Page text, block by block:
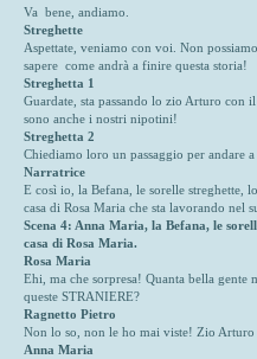
Va bene, andiamo.
Streghette
Aspettate, veniamo con voi. Non
sapere come andrà a finire questa storia!
Streghetta 1
Guardate, sta passando lo zio Arturo con
sono anche i nostri nipotini!
Streghetta 2
Chiediamo loro un passaggio per andare
Narratrice
E così io, la Befana, le sorelle
casa di Rosa Maria che sta lavorando nel
Scena 4: Anna Maria, la Befana, le
casa di Rosa Maria.
Rosa Maria
Ehi, ma che sorpresa! Quanta bella
queste STRANIERE?
Ragnetto Pietro
Non lo so, non le ho mai viste! Zio Arturo
Anna Maria